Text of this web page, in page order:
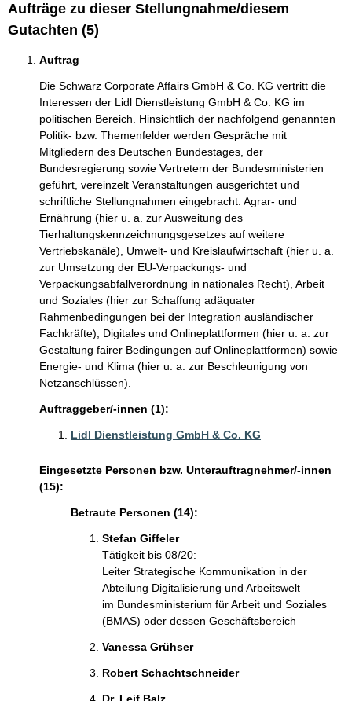
Aufträge zu dieser Stellungnahme/diesem
Gutachten (5)
Auftrag
Die Schwarz Corporate Affairs GmbH & Co. KG vertritt die
Interessen der Lidl Dienstleistung GmbH & Co. KG im
politischen Bereich. Hinsichtlich der nachfolgend genannten
Politik- bzw. Themenfelder werden Gespräche mit
Mitgliedern des Deutschen Bundestages, der
Bundesregierung sowie Vertretern der Bundesministerien
geführt, vereinzelt Veranstaltungen ausgerichtet und
schriftliche Stellungnahmen eingebracht: Agrar- und
Ernährung (hier u. a. zur Ausweitung des
Tierhaltungskennzeichnungsgesetzes auf weitere
Vertriebskanäle), Umwelt- und Kreislaufwirtschaft (hier u. a.
zur Umsetzung der EU-Verpackungs- und
Verpackungsabfallverordnung in nationales Recht), Arbeit
und Soziales (hier zur Schaffung adäquater
Rahmenbedingungen bei der Integration ausländischer
Fachkräfte), Digitales und Onlineplattformen (hier u. a. zur
Gestaltung fairer Bedingungen auf Onlineplattformen) sowie
Energie- und Klima (hier u. a. zur Beschleunigung von
Netzanschlüssen).
Auftraggeber/-innen (1):
Lidl Dienstleistung GmbH & Co. KG
Eingesetzte Personen bzw. Unterauftragnehmer/-innen
(15):
Betraute Personen (14):
Stefan Giffeler
Tätigkeit bis 08/20:
Leiter Strategische Kommunikation in der
Abteilung Digitalisierung und Arbeitswelt
im Bundesministerium für Arbeit und Soziales
(BMAS) oder dessen Geschäftsbereich
Vanessa Grühser
Robert Schachtschneider